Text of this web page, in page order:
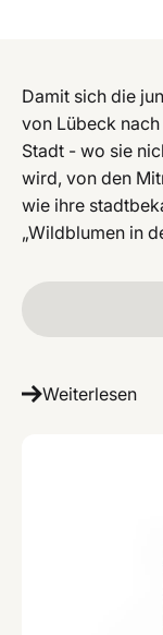
Damit sich die
von Lübeck
Stadt - wo sie
wird, von den
wie ihre
„Wildblumen in
Weiterlesen